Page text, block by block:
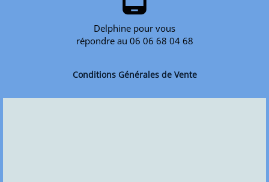
Delphine pour vous
répondre au 06 06 68 04 68
Conditions Générales de Vente